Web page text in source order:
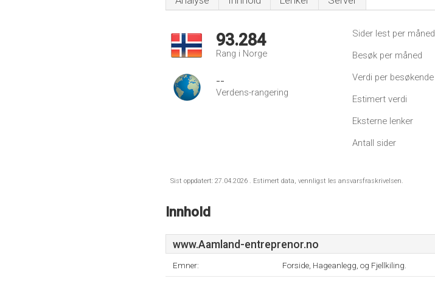
93.284
Rang i Norge
--
Verdens-rangering
Sider lest per måned
Besøk per måned
Verdi per besøkende
Estimert verdi
Eksterne lenker
Antall sider
Sist oppdatert: 27.04.2026 . Estimert data, vennligst les ansvarsfraskrivelsen.
Innhold
www.Aamland-entreprenor.no
Emner: Forside, Hageanlegg, og Fjellkiling.